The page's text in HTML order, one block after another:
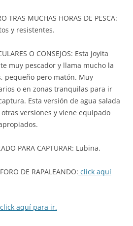
TRAS MUCHAS HORAS DE PESCA:
y resistentes.
O CONSEJOS: Esta joyita
muy pescador y llama mucho la
pequeño pero matón. Muy
o en zonas tranquilas para ir
Esta versión de agua salada
versiones y viene equipado
PARA CAPTURAR: Lubina.
DE RAPALEANDO: click aquí
click aquí para ir.